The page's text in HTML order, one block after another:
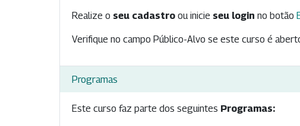
Realize o seu cadastro ou inicie seu login no botão
Verifique no campo Público-Alvo se este curso é
Programas
Este curso faz parte dos seguintes Programas: